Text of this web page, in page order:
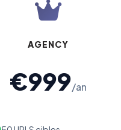
AGENCY
€999/an